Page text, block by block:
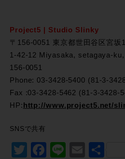
Project5 | Studio Slinky
〒156-0051 東京都世田谷区宮坂
1-42-12 Miyasaka, setagaya-
156-0051
Phone: 03-3428-5400 (81-3-
Fax :03-3428-5462 (81-3-3428-
HP: http://www.project5.net/
SNSで共有
Twitter
Facebook
LineEmail